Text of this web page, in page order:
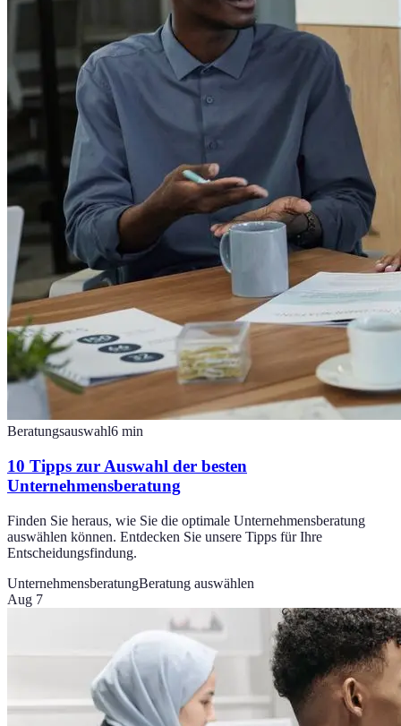
Beratungsauswahl6 min
10 Tipps zur Auswahl der besten
Unternehmensberatung
Finden Sie heraus, wie Sie die optimale Unternehmensberatung
auswählen können. Entdecken Sie unsere Tipps für Ihre
Entscheidungsfindung.
UnternehmensberatungBeratung auswählen
Aug 7